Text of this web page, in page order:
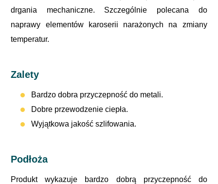
drgania mechaniczne. Szczególnie polecana do
naprawy elementów karoserii narażonych na zmiany
temperatur.
Zalety
Bardzo dobra przyczepność do metali.
Dobre przewodzenie ciepła.
Wyjątkowa jakość szlifowania.
Podłoża
Produkt wykazuje bardzo dobrą przyczepność do